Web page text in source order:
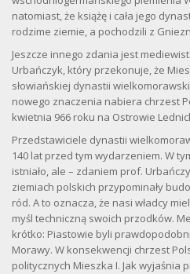
natomiast, że książę i cała jego
rodzime ziemie, a pochodzili z
Jeszcze innego zdania jest
Urbańczyk, który przekonuje, że
słowiańskiej dynastii
nowego znaczenia nabiera chrzest
kwietnia 966 roku na Ostrowie
Przedstawiciele dynastii
140 lat przed tym wydarzeniem. W
istniało, ale – zdaniem prof.
ziemiach polskich przypominały
ród. A to oznacza, że nasi władcy
myśl techniczną swoich przodków.
krótko: Piastowie byli
Morawy. W konsekwencji chrzest
politycznych Mieszka I. Jak wyjaśnia